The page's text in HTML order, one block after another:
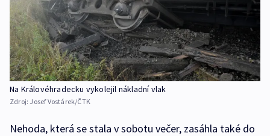
Na Královéhradecku vykolejil nákladní vlak
Zdroj: Josef Vostárek/ČTK
Nehoda, která se stala v sobotu večer, zasáhla také do